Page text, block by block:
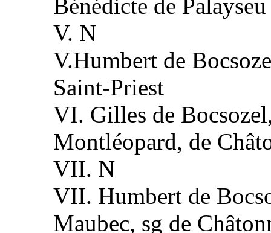
Bénédicte de Palayseu
V. N
V.Humbert de
Saint-Priest
VI. Gilles de
Montléopard, de
VII. N
VII. Humbert de
Maubec, sg de